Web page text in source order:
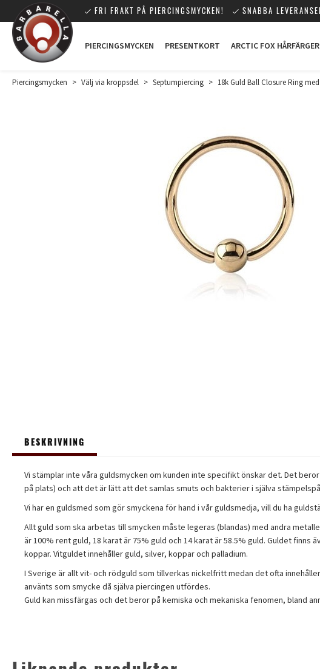
FRI FRAKT PÅ PIERCINGSMYCKEN! SNABBA
PIERCINGSMYCKEN PRESENTKORT ARCTIC FOX HÅRFÄRGER
Piercingsmycken > Välj via kroppsdel > Septumpiercing > 18k Guld Ball Closure Ring
BESKRIVNING
Vi stämplar inte våra guldsmycken om kunden inte specifikt önskar det. Det
på plats) och att det är lätt att det samlas smuts och bakterier i själva
Vi har en guldsmed som gör smyckena för hand i vår guldsmedja, vill du ha
Allt guld som ska arbetas till smycken måste legeras (blandas) med andra
är 100% rent guld, 18 karat är 75% guld och 14 karat är 58.5% guld. Guldet
koppar. Vitguldet innehåller guld, silver, koppar och palladium.
I Sverige är allt vit- och rödguld som tillverkas nickelfritt medan det ofta
använts som smycke då själva piercingen utfördes.
Guld kan missfärgas och det beror på kemiska och mekaniska fenomen, bland